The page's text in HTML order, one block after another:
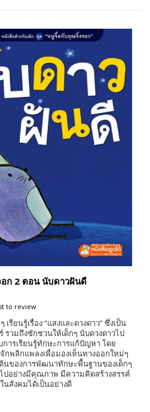
ก 2 ตอน นับดาวฝันดี
to review
รียนรู้เรื่อง “แสงและดวงดาว” ซึ่งเป็น
รวมถึงชักชวนให้เด็กๆ นับดวงดาวไป
ารเรียนรู้ทักษะการแก้ปัญหา โดย
พลิกแพลงเพื่อมองเห็นทางออกใหม่ๆ
นของการพัฒนาทักษะพื้นฐานของเด็กๆ
ปอย่างมีคุณภาพ มีความคิดสร้างสรรค์
สังคมได้เป็นอย่างดี